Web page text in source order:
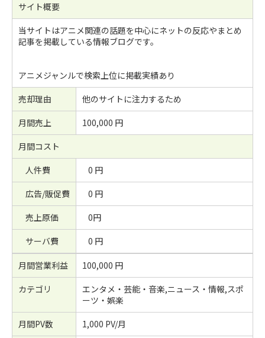
サイト概要
当サイトはアニメ関連の話題を中心にネットの反応やまとめ
記事を掲載している情報ブログです。
アニメジャンルで検索上位に掲載実績あり
売却理由
他のサイトに注力するため
月間売上
100,000 円
月間コスト
人件費
0 円
広告/販促費
0 円
売上原価
0円
サーバ費
0 円
月間営業利益
100,000 円
カテゴリ
エンタメ・芸能・音楽,ニュース・情報,スポ
ーツ・娯楽
月間PV数
1,000 PV/月